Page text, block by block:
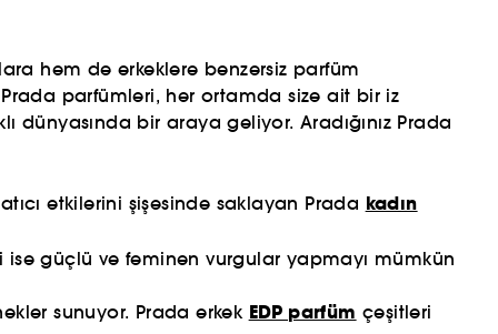
hem de erkeklere benzersiz parfüm
parfümleri, her ortamda size ait bir iz
dünyasında bir araya geliyor. Aradığınız Prada
etkilerini şişesinde saklayan Prada kadın
güçlü ve feminen vurgular yapmayı mümkün
sunuyor. Prada erkek EDP parfüm çeşitleri